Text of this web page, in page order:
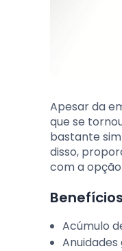
Apesar da
que se
bastante
disso,
com a
Acúmulo